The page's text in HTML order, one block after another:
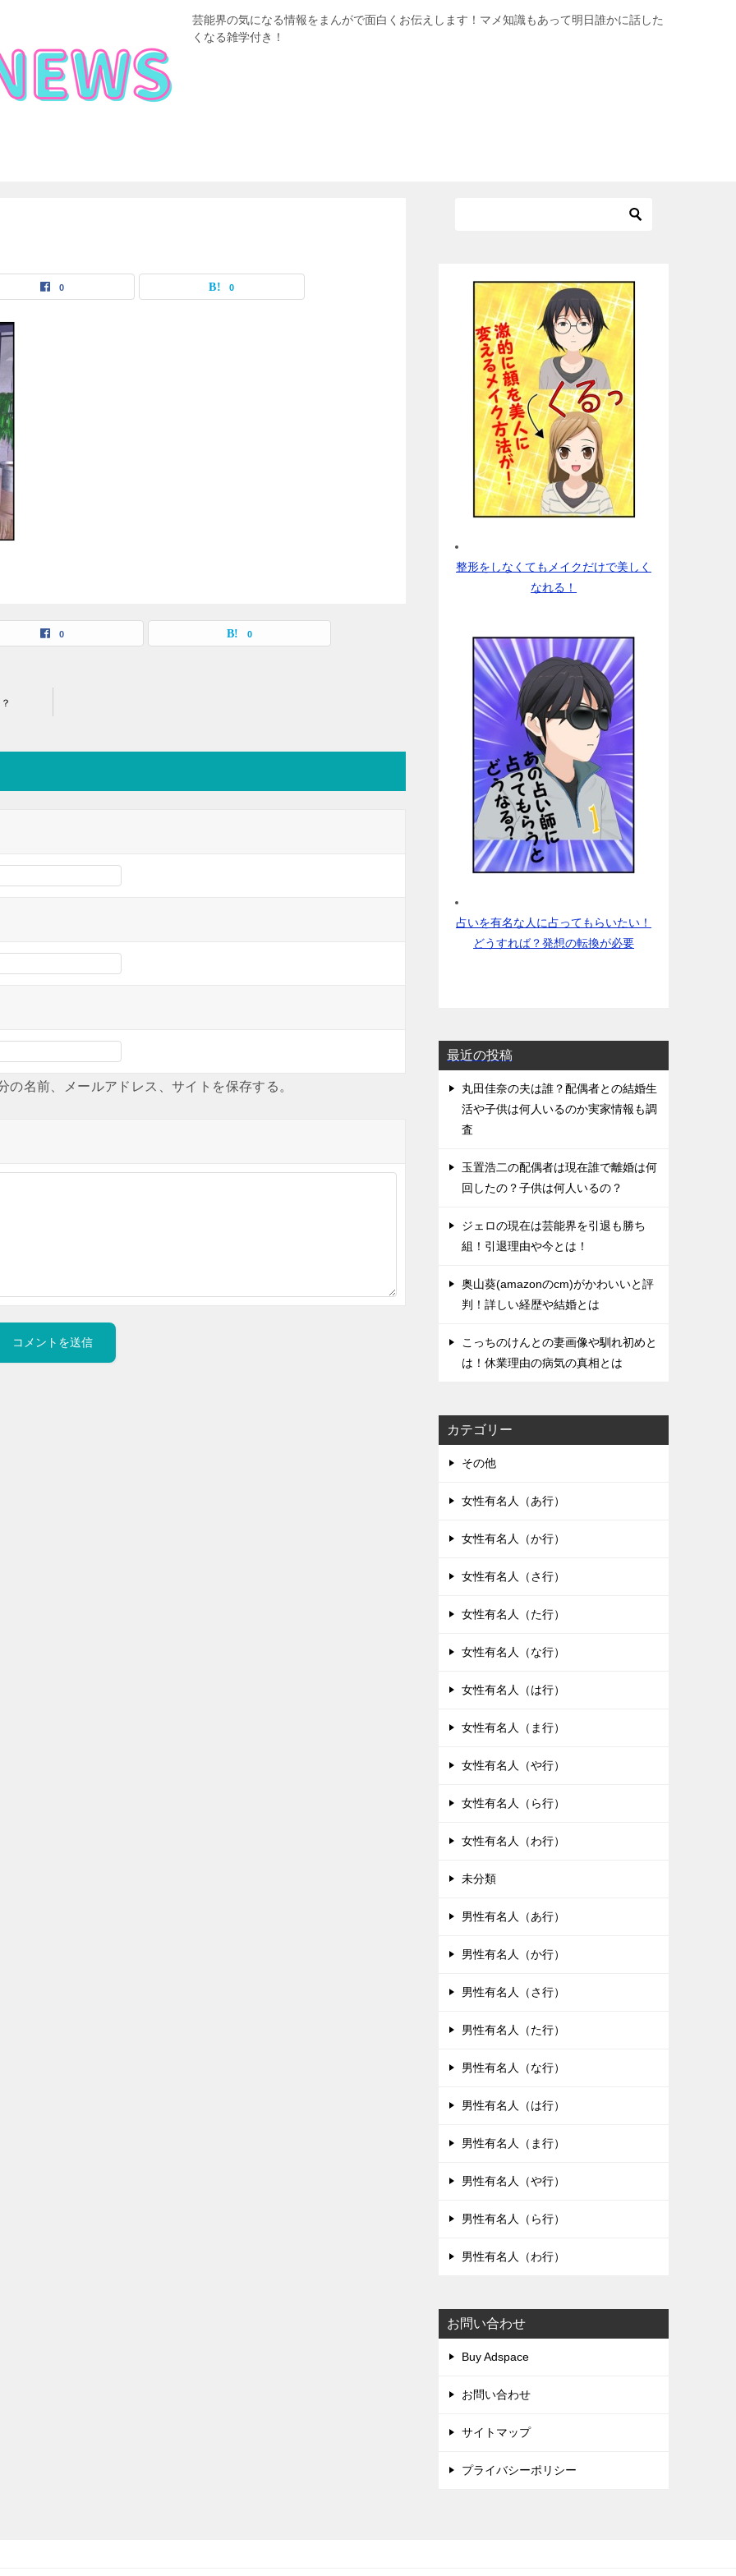
芸能界の気になる情報をまんがで面白くお伝えします！マメ知識もあって明日誰かに話した
くなる雑学付き！
0 0
0 0
名前、メールアドレス、サイトを保存する。
整形をしなくてもメイクだけで美しく
なれる！
占いを有名な人に占ってもらいたい！
どうすれば？発想の転換が必要
最近の投稿
丸田佳奈の夫は誰？配偶者との結婚生
活や子供は何人いるのか実家情報も調
査
玉置浩二の配偶者は現在誰で離婚は何
回したの？子供は何人いるの？
ジェロの現在は芸能界を引退も勝ち
組！引退理由や今とは！
奥山葵(amazonのcm)がかわいいと評
判！詳しい経歴や結婚とは
こっちのけんとの妻画像や馴れ初めと
は！休業理由の病気の真相とは
カテゴリー
その他
女性有名人（あ行）
女性有名人（か行）
女性有名人（さ行）
女性有名人（た行）
女性有名人（な行）
女性有名人（は行）
女性有名人（ま行）
女性有名人（や行）
女性有名人（ら行）
女性有名人（わ行）
未分類
男性有名人（あ行）
男性有名人（か行）
男性有名人（さ行）
男性有名人（た行）
男性有名人（な行）
男性有名人（は行）
男性有名人（ま行）
男性有名人（や行）
男性有名人（ら行）
男性有名人（わ行）
お問い合わせ
Buy Adspace
お問い合わせ
サイトマップ
プライバシーポリシー